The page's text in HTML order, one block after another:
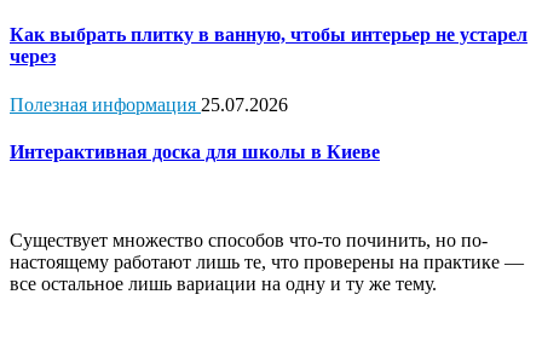
Как выбрать плитку в ванную, чтобы интерьер не устарел
через
Полезная информация 25.07.2026
Интерактивная доска для школы в Киеве
Существует множество способов что-то починить, но по-
настоящему работают лишь те, что проверены на практике —
все остальное лишь вариации на одну и ту же тему.